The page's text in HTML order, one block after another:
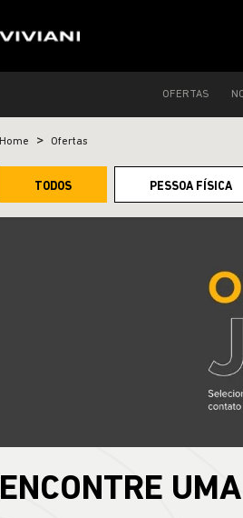
OFERTAS
Home Ofertas
TODOS PESSOA FÍSICA
ENCONTRE